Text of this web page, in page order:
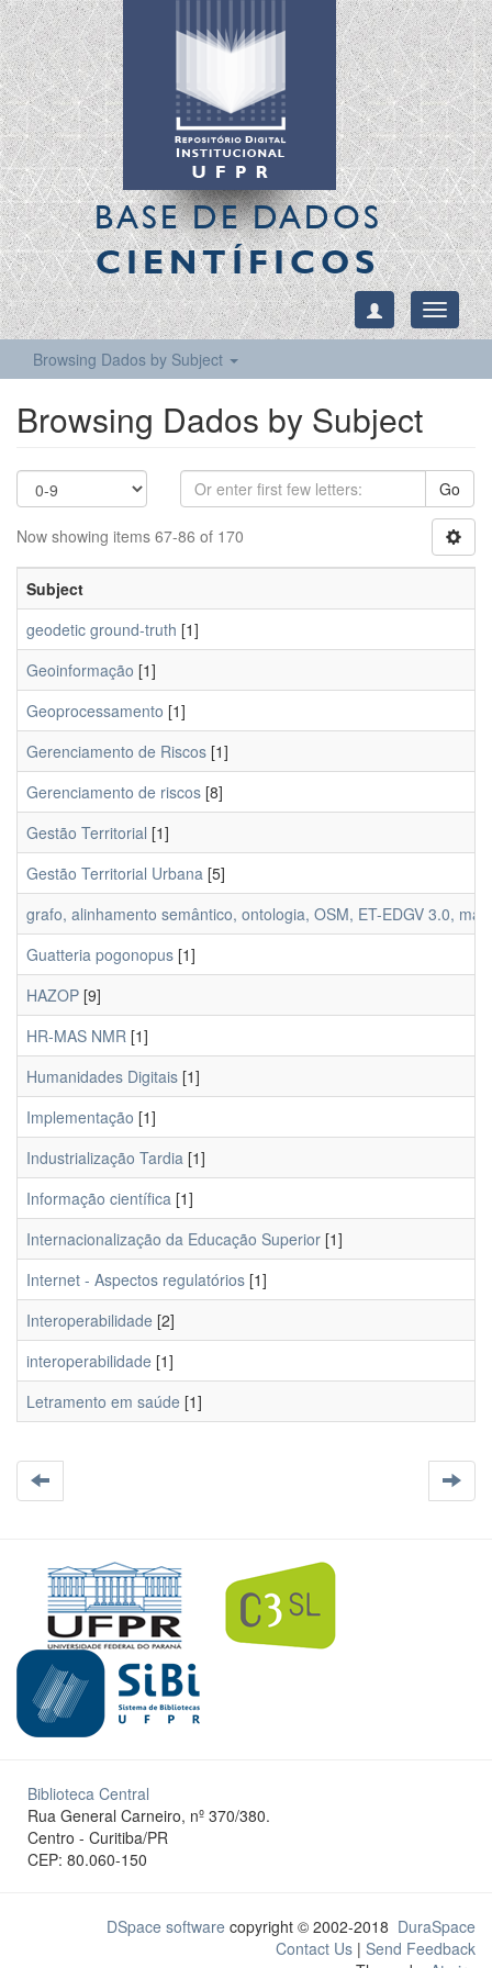
BASE DE DADOS
CIENTÍFICOS
Toggle
Browsing Dados by Subject
Browsing Dados by Subject
Go
Now showing items 67-86 of 170
Subject
geodetic ground-truth [1]
Geoinformação [1]
Geoprocessamento [1]
Gerenciamento de Riscos [1]
Gerenciamento de riscos [8]
Gestão Territorial [1]
Gestão Territorial Urbana [5]
grafo, alinhamento semântico, ontologia, OSM, ET-EDGV 3.0,
Guatteria pogonopus [1]
HAZOP [9]
HR-MAS NMR [1]
Humanidades Digitais [1]
Implementação [1]
Industrialização Tardia [1]
Informação científica [1]
Internacionalização da Educação Superior [1]
Internet - Aspectos regulatórios [1]
Interoperabilidade [2]
interoperabilidade [1]
Letramento em saúde [1]
Biblioteca Central
Rua General Carneiro, nº 370/380.
Centro - Curitiba/PR
CEP: 80.060-150
DSpace software copyright © 2002-2018 DuraSpace
Contact Us | Send Feedback